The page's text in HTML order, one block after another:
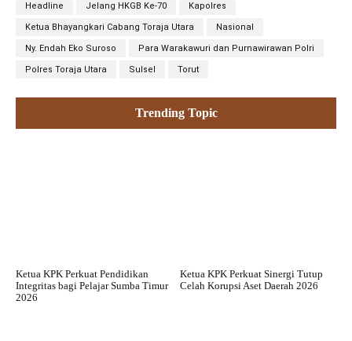
Headline Jelang HKGB Ke-70 Kapolres
Ketua Bhayangkari Cabang Toraja Utara Nasional
Ny. Endah Eko Suroso Para Warakawuri dan Purnawirawan Polri
Polres Toraja Utara Sulsel Torut
Trending Topic
Ketua KPK Perkuat Pendidikan
Integritas bagi Pelajar Sumba Timur
2026
Ketua KPK Perkuat Sinergi Tutup
Celah Korupsi Aset Daerah 2026